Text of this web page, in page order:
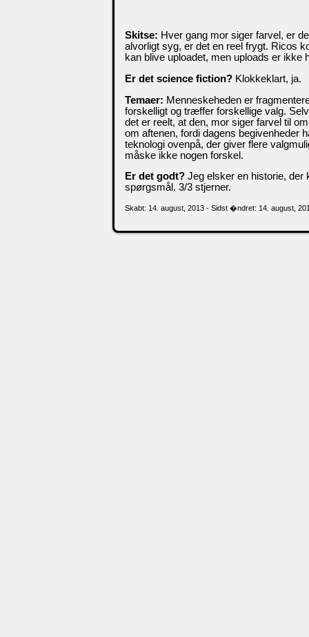
Skitse: Hver gang mor siger farvel, er
alvorligt syg, er det en reel frygt. Ricos
kan blive uploadet, men uploads er ikke
Er det science fiction? Klokkeklart, ja.
Temaer: Menneskeheden er
forskelligt og træffer forskellige valg.
det er reelt, at den, mor siger farvel til
om aftenen, fordi dagens begivenheder
teknologi ovenpå, der giver flere
måske ikke nogen forskel.
Er det godt? Jeg elsker en historie,
spørgsmål. 3/3 stjerner.
Skabt: 14. august, 2013 - Sidst �ndret: 14. august,